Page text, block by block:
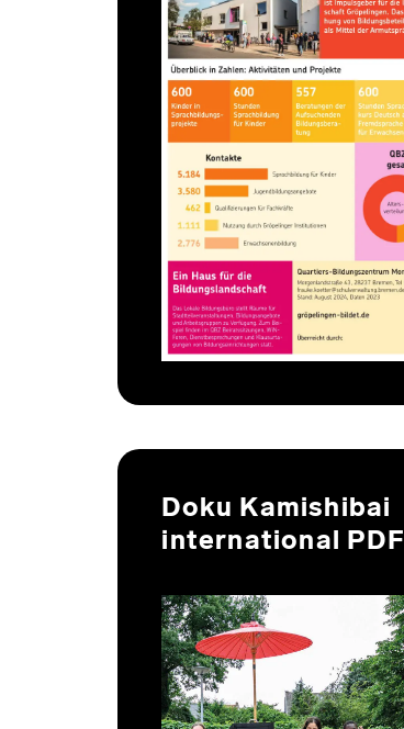
Doku Kamishibai
international PDF